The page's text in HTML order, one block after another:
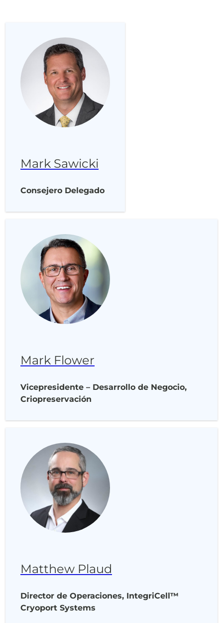
Mark Sawicki
Consejero Delegado
Mark Flower
Vicepresidente – Desarrollo de Negocio,
Criopreservación
Matthew Plaud
Director de Operaciones, IntegriCell™
Cryoport Systems